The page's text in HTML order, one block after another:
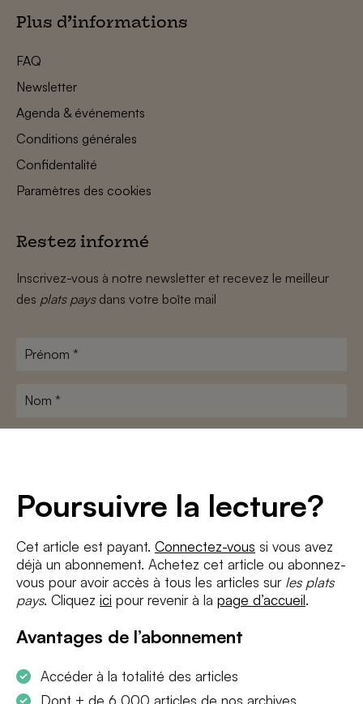
Poursuivre la lecture?
Cet article est payant. Connectez-vous si vous avez
déjà un abonnement. Achetez cet article ou abonnez-
vous pour avoir accès à tous les articles sur les plats
pays. Cliquez ici pour revenir à la page d’accueil.
Avantages de l’abonnement
Accéder à la totalité des articles
Dont + de 6 000 articles de nos archives
Plus d’informations
FAQ
Newsletter
Agenda & événements
Conditions générales
Confidentalité
Paramètres des cookies
Restez informé
Inscrivez-vous à notre newsletter et recevez le meilleur
des plats paysdans votre boîte mail
Prénom
Nom
J'accepte les termes et conditions etla politique de confidentialité
S'INSCRIRE